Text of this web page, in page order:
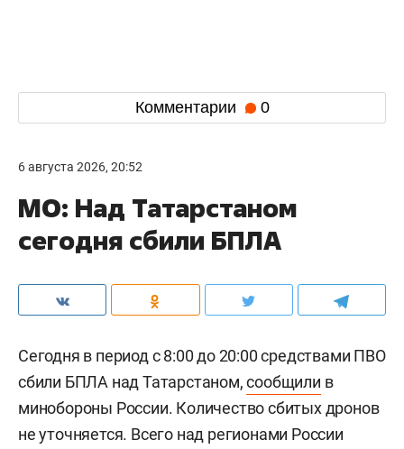
Комментарии 0
6 августа 2026, 20:52
МО: Над Татарстаном
сегодня сбили БПЛА
Сегодня в период с 8:00 до 20:00 средствами ПВО
сбили БПЛА над Татарстаном,сообщили в
минобороны России. Количество сбитых дронов
не уточняется. Всего над регионами России